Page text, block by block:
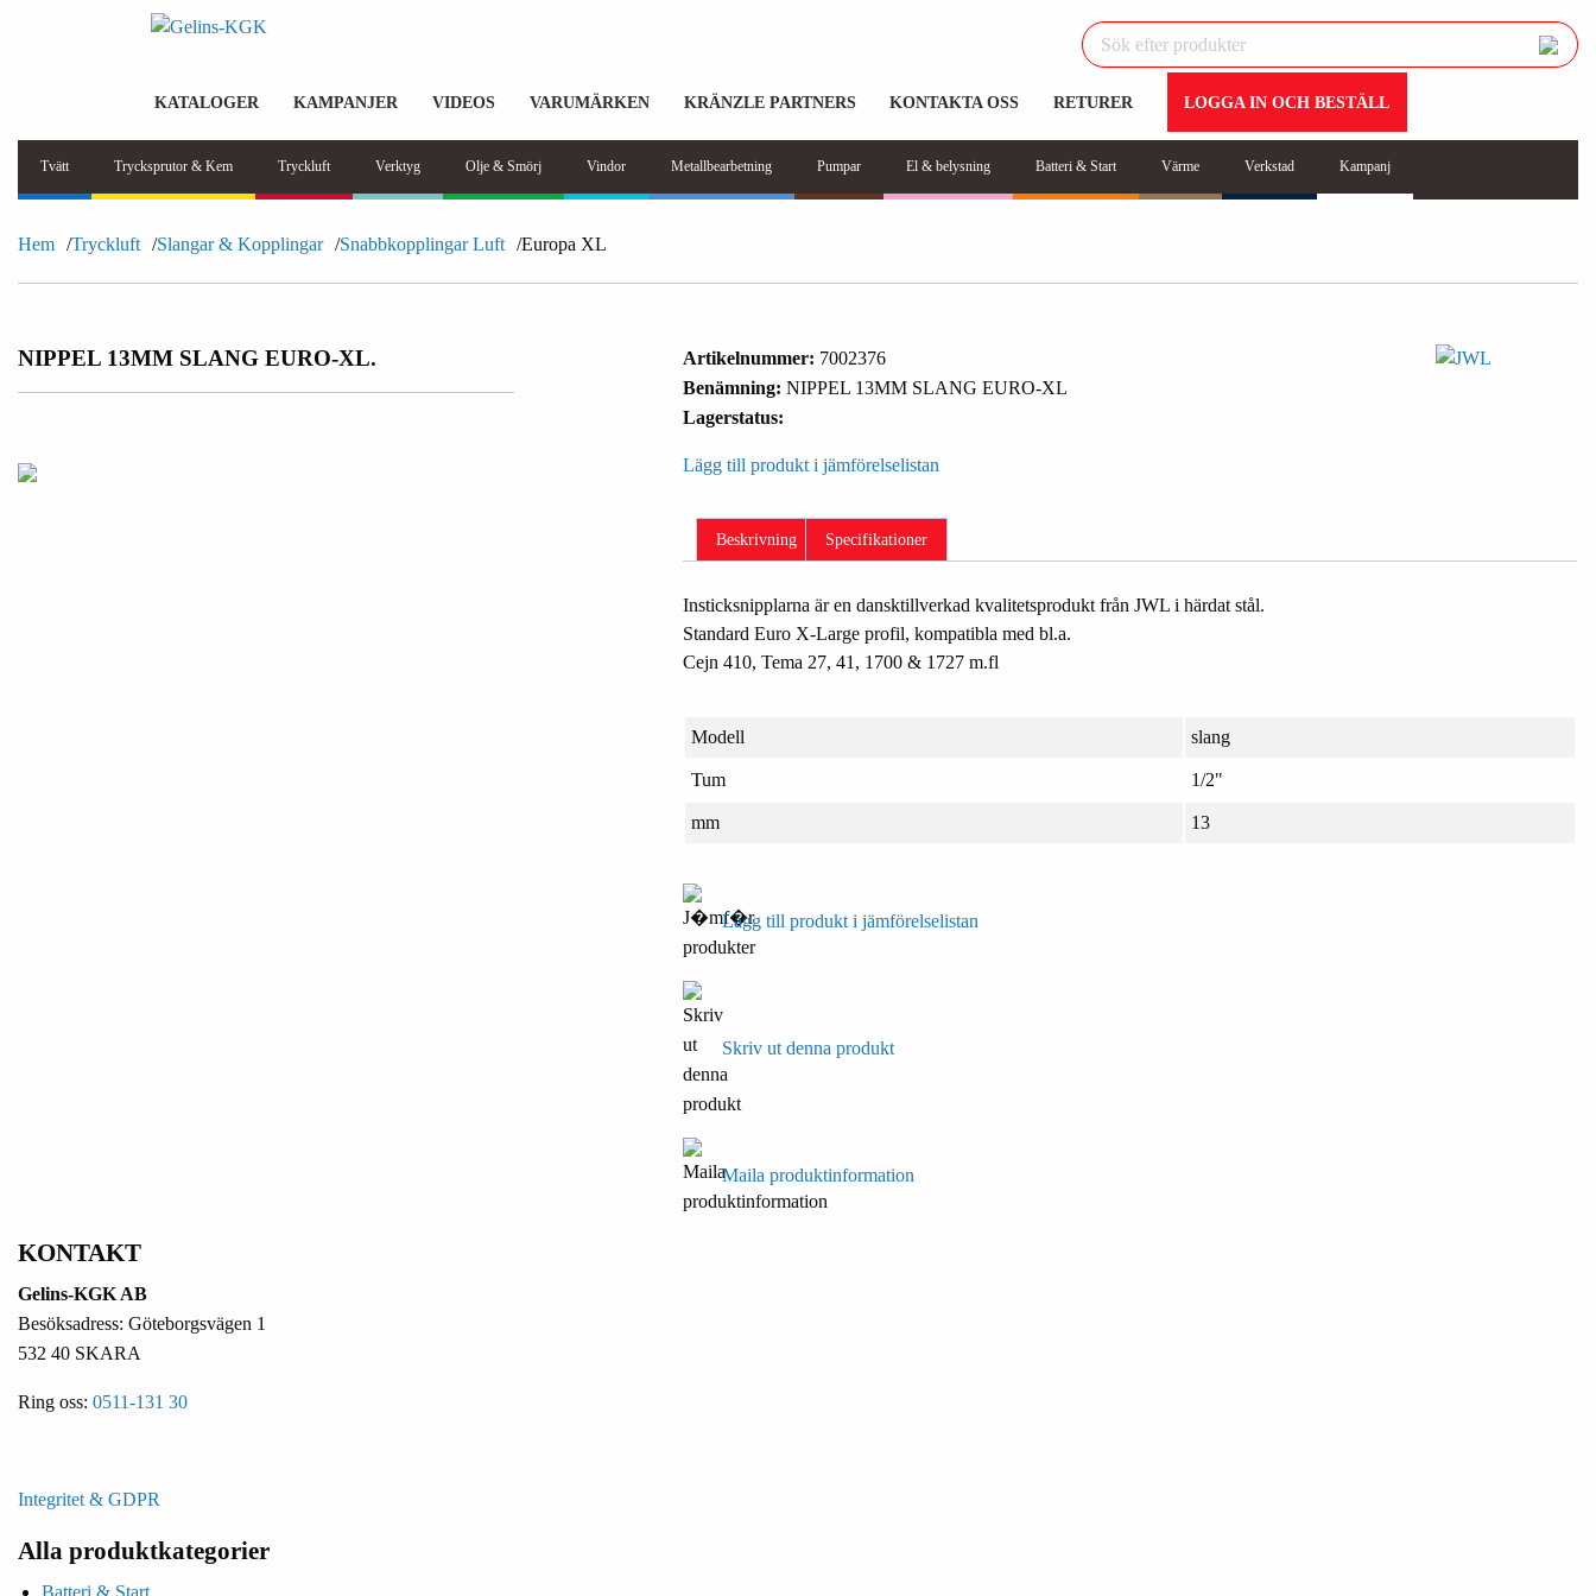
KATALOGER KAMPANJER VIDEOS VARUMÄRKEN KRÄNZLE PARTNERS KONTAKTA OSS RETURER LOGGA IN OCH BESTÄLL
Tvätt Trycksprutor & Kem Tryckluft Verktyg Olje & Smörj Vindor Metallbearbetning Pumpar El & belysning Batteri & Start Värme Verkstad Kampanj
Hem Tryckluft Slangar & Kopplingar Snabbkopplingar Luft Europa XL
NIPPEL 13MM SLANG EURO-XL. Artikelnummer: 7002376
Benämning: NIPPEL 13MM SLANG EURO-XL
Lagerstatus:
Lägg till produkt i jämförelselistan
Beskrivning Specifikationer
Insticksnipplarna är en dansktillverkad kvalitetsprodukt från JWL i härdat stål.
Standard Euro X-Large profil, kompatibla med bl.a.
Cejn 410, Tema 27, 41, 1700 & 1727 m.fl
Modell slang
Tum 1/2"
mm 13
Lägg till produkt i jämförelselistan
Skriv ut denna produkt
Maila produktinformation
KONTAKT
Gelins-KGK AB
Besöksadress: Göteborgsvägen 1
532 40 SKARA
Ring oss: 0511-131 30
Integritet & GDPR
Alla produktkategorier